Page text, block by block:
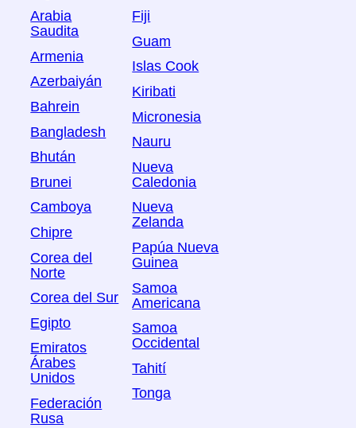
Arabia
Saudita
Armenia
Azerbaiyán
Bahrein
Bangladesh
Bhután
Brunei
Camboya
Chipre
Corea del
Norte
Corea del Sur
Egipto
Emiratos
Árabes
Unidos
Federación
Rusa
Fiji
Guam
Islas Cook
Kiribati
Micronesia
Nauru
Nueva
Caledonia
Nueva
Zelanda
Papúa Nueva
Guinea
Samoa
Americana
Samoa
Occidental
Tahití
Tonga